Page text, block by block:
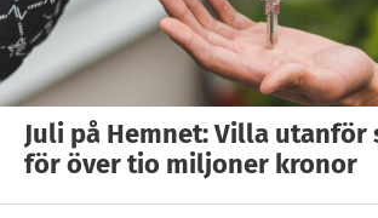
Juli på Hemnet: Villa utanför
för över tio miljoner kronor